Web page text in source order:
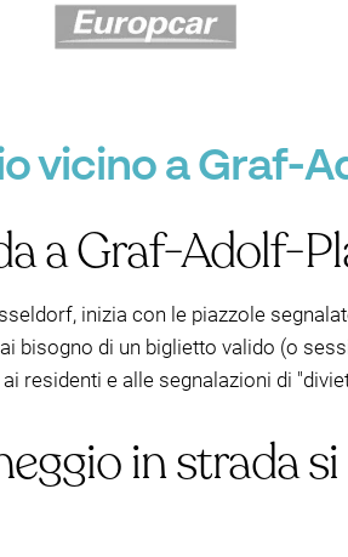
vicino a Graf-
a Graf-Adolf-
inizia con le piazzole
bisogno di un biglietto valido (o
residenti e alle segnalazioni di
in strada